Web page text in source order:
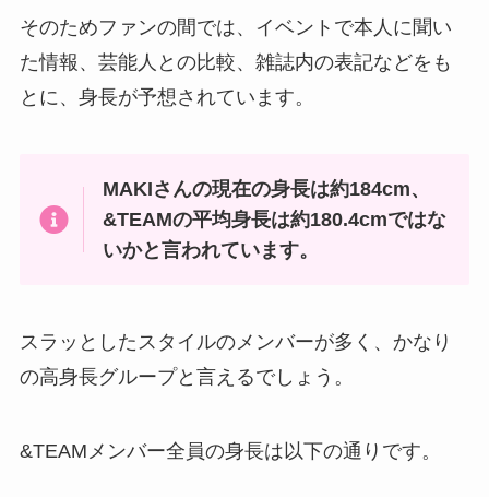
そのためファンの間では、イベントで本人に聞い
た情報、芸能人との比較、雑誌内の表記などをも
とに、身長が予想されています。
MAKIさんの現在の身長は約184cm、
&TEAMの平均身長は約180.4cmではな
いかと言われています。
スラッとしたスタイルのメンバーが多く、かなり
の高身長グループと言えるでしょう。
&TEAMメンバー全員の身長は以下の通りです。